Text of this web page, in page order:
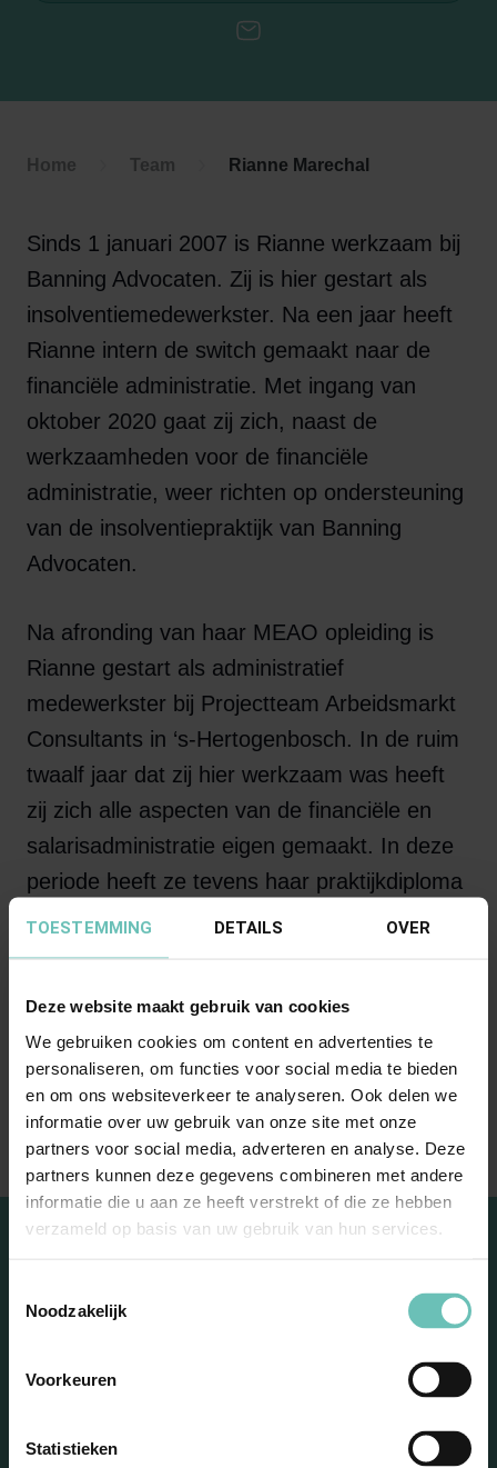
TOESTEMMING DETAILS OVER
Deze website maakt gebruik van cookies
We gebruiken cookies om content en advertenties te
personaliseren, om functies voor social media te bieden
en om ons websiteverkeer te analyseren. Ook delen we
informatie over uw gebruik van onze site met onze
partners voor social media, adverteren en analyse. Deze
partners kunnen deze gegevens combineren met andere
informatie die u aan ze heeft verstrekt of die ze hebben
verzameld op basis van uw gebruik van hun services.
Noodzakelijk
Voorkeuren
Statistieken
E-mail
Home Team Rianne Marechal
Sinds 1 januari 2007 is Rianne werkzaam bij
Banning Advocaten. Zij is hier gestart als
insolventiemedewerkster. Na een jaar heeft
Rianne intern de switch gemaakt naar de
financiële administratie. Met ingang van
oktober 2020 gaat zij zich, naast de
werkzaamheden voor de financiële
administratie, weer richten op ondersteuning
van de insolventiepraktijk van Banning
Advocaten.
Na afronding van haar MEAO opleiding is
Rianne gestart als administratief
medewerkster bij Projectteam Arbeidsmarkt
Consultants in ‘s-Hertogenbosch. In de ruim
twaalf jaar dat zij hier werkzaam was heeft
zij zich alle aspecten van de financiële en
salarisadministratie eigen gemaakt. In deze
periode heeft ze tevens haar praktijkdiploma
salarisadministratie behaald.
“Als je doet wat je leuk
vindt, hoef je nooit te
werken”